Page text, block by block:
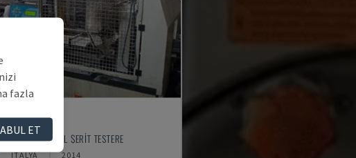
381 AV
MACC - METAL ŞERIT TESTERE
İTALYA 2014
fazla
ET